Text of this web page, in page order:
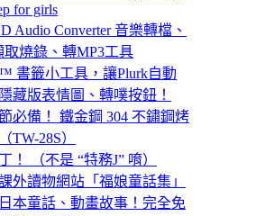
for girls
Audio Converter 音樂轉檔、
取燒錄、轉MP3工具
書籤小工具，讓Plurk自動
藏版表情圖、轉噗按鈕！
必備！ 鐵金鋼 304 不鏽鋼烤
TW-28S）
！ （不是 “特務J” 唷）
外讀物網站「福娘童話集」
本童話、動畫故事！完全免